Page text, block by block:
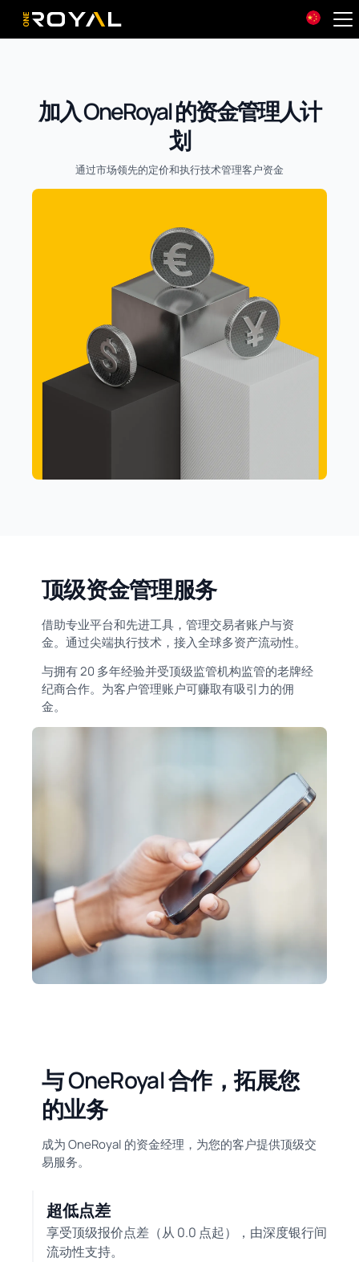
OneRoyal Home
加入 OneRoyal 的资金管理人计
划
通过市场领先的定价和执行技术管理客户资金
顶级资金管理服务
借助专业平台和先进工具，管理交易者账户与资
金。通过尖端执行技术，接入全球多资产流动性。
与拥有 20 多年经验并受顶级监管机构监管的老牌经
纪商合作。为客户管理账户可赚取有吸引力的佣
金。
与 OneRoyal 合作，拓展您
的业务
成为 OneRoyal 的资金经理，为您的客户提供顶级交
易服务。
超低点差
享受顶级报价点差（从 0.0 点起），由深度银行间
流动性支持。